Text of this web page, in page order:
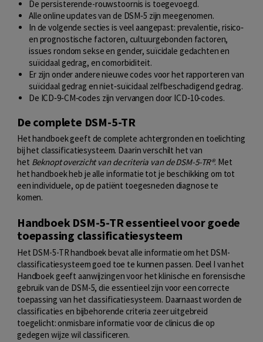
De persisterende-rouwstoornis is toegevoegd.
Alle online updates van de DSM‑5 zijn meegenomen.
In de volgende secties is veel aangepast: prevalentie, risico‑
en prognostische factoren, cultuurgebonden factoren,
issues rondom sekse en gender, suïcidale gedachten en
suïcidaal gedrag, en comorbiditeit.
Er zijn onder andere nieuwe codes voor het rapporteren van
suïcidaal gedrag en niet‑suïcidaal zelfbeschadigend gedrag.
De ICD‑9‑CM‑codes zijn vervangen door ICD‑10‑codes.
De complete DSM-5-TR
Het handboek geeft de complete achtergronden en toelichting
bij het classificatiesysteem. Daarin verschilt het van
het Beknopt overzicht van de criteria van de DSM-5-TR®. Met
het handboek heb je alle informatie tot je beschikking om tot
een individuele, op de patiënt toegesneden diagnose te
komen.
Handboek DSM-5-TR essentieel voor goede
toepassing classificatiesysteem
Het DSM-5-TR handboek bevat alle informatie om het DSM-
classificatiesysteem goed toe te kunnen passen. Deel I van het
Handboek geeft aanwijzingen voor het klinische en forensische
gebruik van de DSM-5, die essentieel zijn voor een correcte
toepassing van het classificatiesysteem. Daarnaast worden de
classificaties en bijbehorende criteria zeer uitgebreid
toegelicht: onmisbare informatie voor de clinicus die op
gedegen wijze wil classificeren.